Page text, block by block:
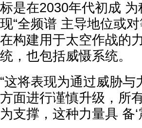
标是在2030年代初成
现“全频谱 主导地位或
在构建用于太空作战的
统，也包括威慑系统。
“这将表现为通过威胁
方面进行谨慎升级，所
为支撑，这种力量具 备